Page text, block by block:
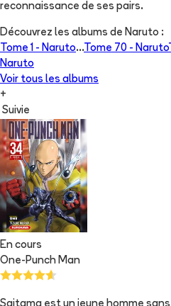
reconnaissance de ses pairs.
Découvrez les albums de Naruto :
Tome 1 - Naruto...Tome 70 - Naruto
Naruto
Voir tous les albums
+
Suivie
En cours
One-Punch Man